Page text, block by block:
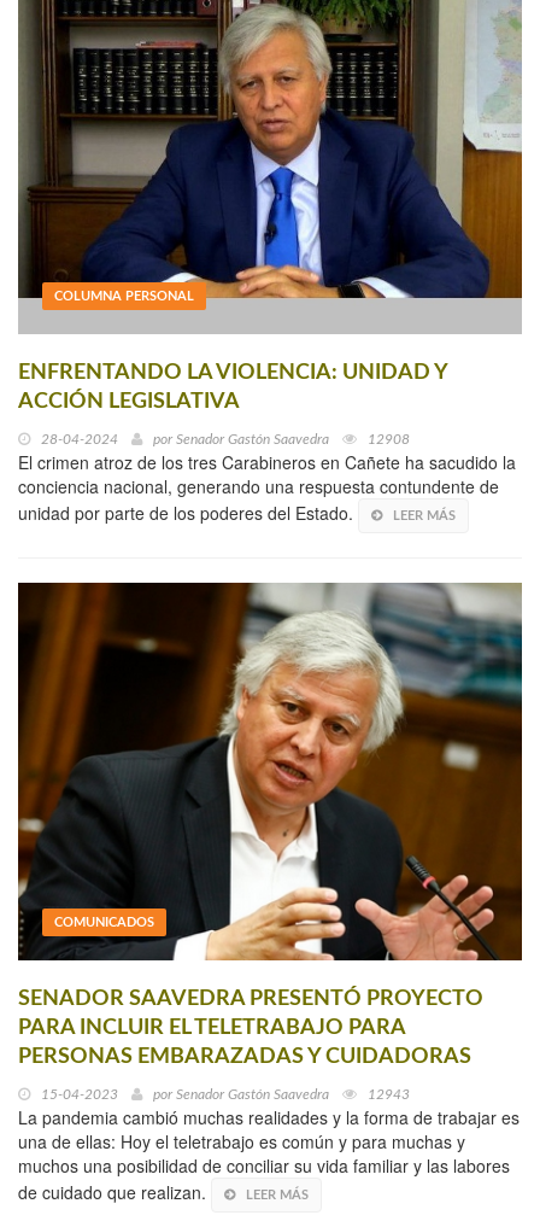
COLUMNA PERSONAL
ENFRENTANDO LA VIOLENCIA: UNIDAD Y
ACCIÓN LEGISLATIVA
28-04-2024 por Senador Gastón Saavedra 12908
El crimen atroz de los tres Carabineros en Cañete ha sacudido la
conciencia nacional, generando una respuesta contundente de
unidad por parte de los poderes del Estado.
LEER MÁS
COMUNICADOS
SENADOR SAAVEDRA PRESENTÓ PROYECTO
PARA INCLUIR EL TELETRABAJO PARA
PERSONAS EMBARAZADAS Y CUIDADORAS
15-04-2023 por Senador Gastón Saavedra 12943
La pandemia cambió muchas realidades y la forma de trabajar es
una de ellas: Hoy el teletrabajo es común y para muchas y
muchos una posibilidad de conciliar su vida familiar y las labores
de cuidado que realizan.
LEER MÁS